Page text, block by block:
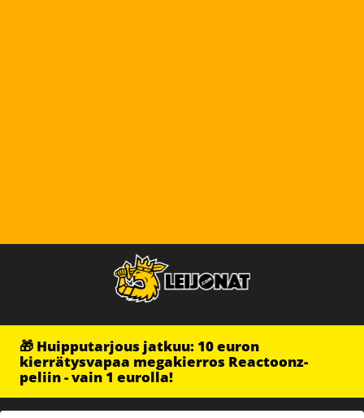
🎁 Huipputarjous jatkuu: 10 euron
kierrätysvapaa megakierros Reactoonz-
peliin - vain 1 eurolla!